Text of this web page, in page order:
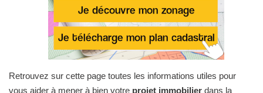
Retrouvez sur cette page toutes les informations utiles pour
vous aider à mener à bien votre projet immobilier dans la